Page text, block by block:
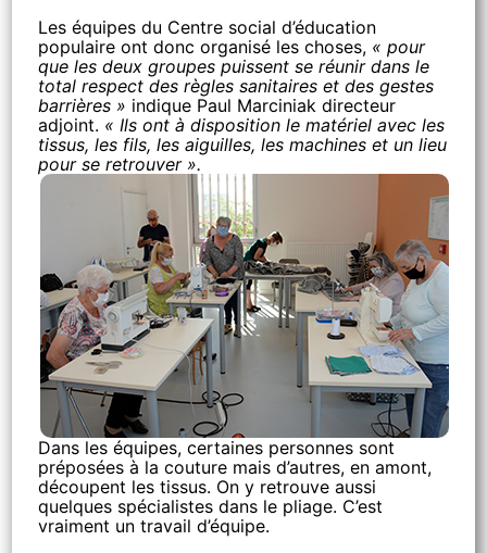
Les équipes du Centre social d’éducation
populaire ont donc organisé les choses, « pour
que les deux groupes puissent se réunir dans le
total respect des règles sanitaires et des gestes
barrières » indique Paul Marciniak directeur
adjoint. « Ils ont à disposition le matériel avec les
tissus, les fils, les aiguilles, les machines et un lieu
pour se retrouver ».
Dans les équipes, certaines personnes sont
préposées à la couture mais d’autres, en amont,
découpent les tissus. On y retrouve aussi
quelques spécialistes dans le pliage. C’est
vraiment un travail d’équipe.